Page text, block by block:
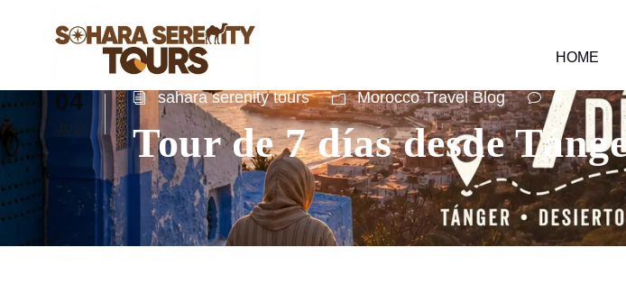
HOME
04
JUL
sahara serenity tours Morocco Travel Blog 0
Tour de 7 días desde